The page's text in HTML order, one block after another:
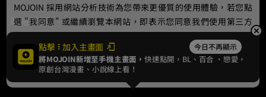
聯絡我們
© 2024 gamania Digital Entertainment Co., Ltd.
點擊 加入主畫面 今日不再顯示
將MOJOIN新增至手機主畫面，快速點開，BL、 百合 、戀愛，
原創台灣漫畫、小說線上看！
MOJOIN 採用網站分析技術為您帶來更優質的使用體驗，若您點
選 "我同意" 或繼續瀏覽本網站，即表示您同意我們使用第三方
Cookie，欲瞭解更多資訊請見隱私權政策。
我同意